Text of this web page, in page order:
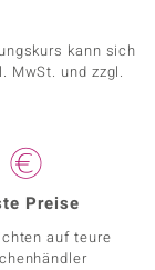
kann sich
MwSt. und zzgl.
Preise
auf teure